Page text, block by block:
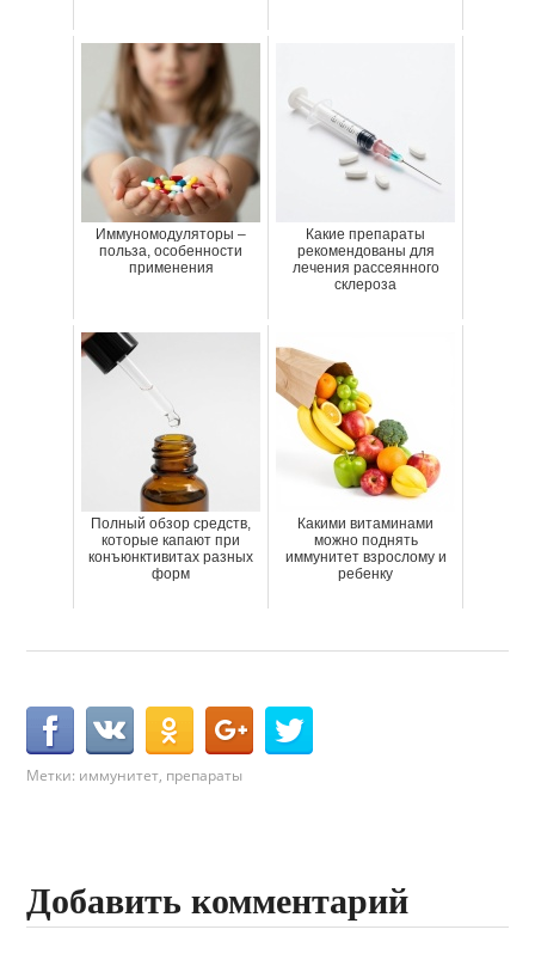
Иммуномодуляторы –
польза, особенности
применения
Какие препараты
рекомендованы для
лечения рассеянного
склероза
Полный обзор средств,
которые капают при
конъюнктивитах разных
форм
Какими витаминами
можно поднять
иммунитет взрослому и
ребенку
Метки: иммунитет, препараты
Добавить комментарий